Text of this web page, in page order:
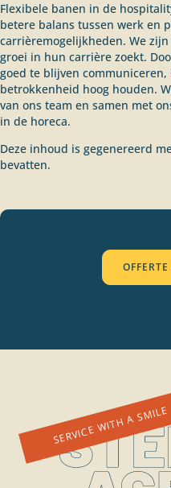
Flexibele banen in de
betere balans tussen werk en
carrièremogelijkheden. We
groei in hun carrière zoekt.
goed te blijven
betrokkenheid hoog houden.
van ons team en samen met
in de horeca.
Deze inhoud is gegenereerd
bevatten.